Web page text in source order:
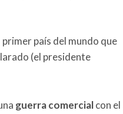
país del mundo que
(el presidente
guerra comercialcon el